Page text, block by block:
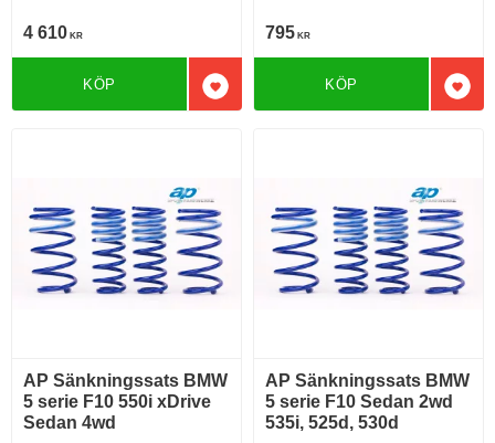
ca: 25mm Bak ca: 15mm
4 610 KR
Lägg till i favoriter
KÖP
795 KR
KÖP
AP Sänkningssats BMW
5 serie F10 550i xDrive
Sedan 4wd
AP Sänkningssats BMW
5 serie F10 Sedan 2wd
535i, 525d, 530d